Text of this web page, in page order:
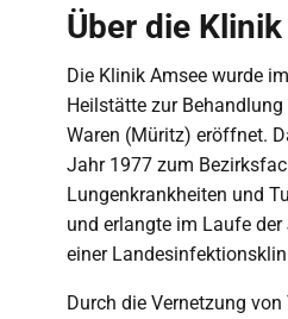
Über die
Die Klinik Amsee wurde
Heilstätte zur
Waren (Müritz) eröffnet.
Jahr 1977 zum
Lungenkrankheiten und
und erlangte im Laufe
einer
Durch die Vernetzung